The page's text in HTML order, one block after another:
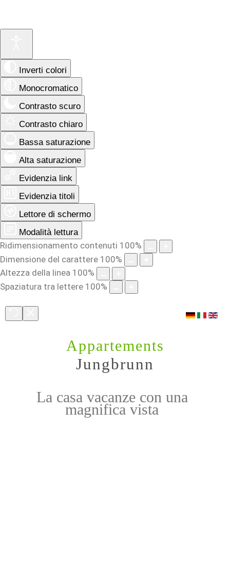
Inverti colori
Monocromatico
Contrasto scuro
Contrasto chiaro
Bassa saturazione
Alta saturazione
Evidenzia link
Evidenzia titoli
Lettore di schermo
Modalità lettura
Ridimensionamento contenuti 100%
Dimensione del carattere 100%
Altezza della linea 100%
Spaziatura tra lettere 100%
Appartements
Jungbrunn
La casa vacanze con una
magnifica vista